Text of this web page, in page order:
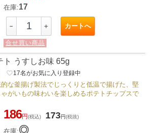
在庫:17
－ ＋ カートへ
合せ買い商品
ト うすしお味 65g
favorite_border17名がお気に入り登録中
な釜揚げ製法でじっくりと低温で揚げた、堅
がいもの味わいを楽しめるポテトチップスで
186円(税込) 173円(税抜)
在庫:◎